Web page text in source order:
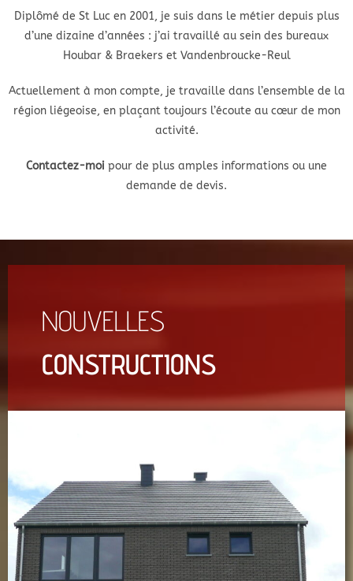
Diplômé de St Luc en 2001, je suis dans le métier depuis plus
d’une dizaine d’années : j’ai travaillé au sein des bureaux
Houbar & Braekers et Vandenbroucke-Reul
Actuellement à mon compte, je travaille dans l’ensemble de la
région liégeoise, en plaçant toujours l’écoute au cœur de mon
activité.
Contactez-moi pour de plus amples informations ou une
demande de devis.
NOUVELLES
CONSTRUCTIONS